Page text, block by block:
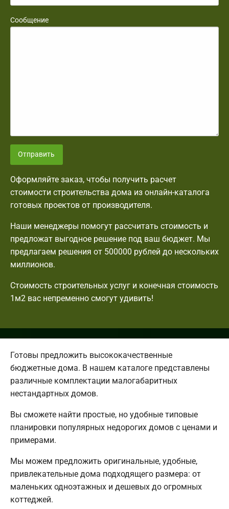
Сообщение
Отправить
Оформляйте заказ, чтобы получить расчет
стоимости строительства дома из онлайн-каталога
готовых проектов от производителя.
Наши менеджеры помогут рассчитать стоимость и
предложат выгодное решение под ваш бюджет. Мы
предлагаем решения от 500000 рублей до нескольких
миллионов.
Стоимость строительных услуг и конечная стоимость
1м2 вас непременно смогут удивить!
Готовы предложить высококачественные
бюджетные дома. В нашем каталоге представлены
различные комплектации малогабаритных
нестандартных домов.
Вы сможете найти простые, но удобные типовые
планировки популярных недорогих домов с ценами и
примерами.
Мы можем предложить оригинальные, удобные,
привлекательные дома подходящего размера: от
маленьких одноэтажных и дешевых до огромных
коттеджей.